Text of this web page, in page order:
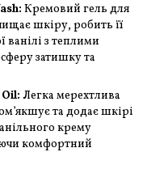
Кремовий гель для
шкіру, робить її
ванілі з теплими
затишку та
Легка мерехтлива
та додає шкірі
крему
комфортний